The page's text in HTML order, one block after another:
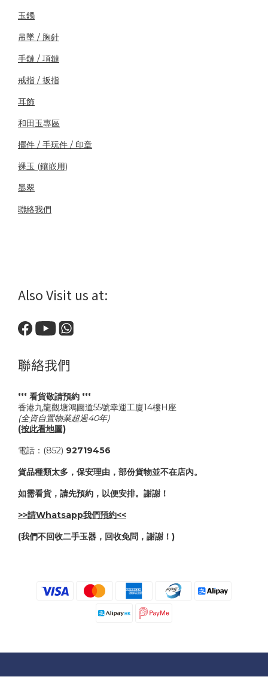
玉鐲
吊墜 / 胸針
手鏈 / 項鏈
戒指 / 扳指
耳飾
和田玉專區
擺件 / 手玩件 / 印章
裸玉 (鑲嵌用)
墨翠
聯絡我們
Also Visit us at:
聯絡我們
*** 看貨敬請預約 ***
香港九龍觀塘鴻圖道55號幸運工廈14樓H座
(全資自置物業超過40年)
(按此看地圖)
電話：(852) 92719456
貨品種類太多，保安理由，部份貨物並不在店內。
如需看貨，請先預約，以便安排。謝謝！
>>請Whatsapp我們預約<<
(我們不回收二手玉器，回收免問，謝謝！)